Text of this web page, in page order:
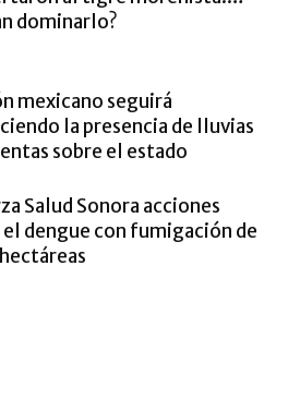
dominarlo?
mexicano seguirá
la presencia de lluvias
sobre el estado
Salud Sonora acciones
dengue con fumigación de